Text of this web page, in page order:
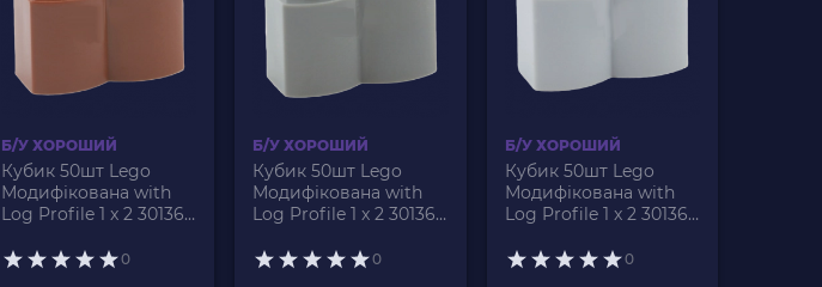
Б/У ХОРОШИЙ
Кубик 50шт Lego
Модифікована with
Log Profile 1 x 2 30136
Б/У
0
Б/У ХОРОШИЙ
Кубик 50шт Lego
Модифікована with
Log Profile 1 x 2 30136
Bluish Grey Б/У
0
Б/У ХОРОШИЙ
Кубик 50шт Lego
Модифікована with
Log Profile 1 x 2 30136
4211743 4519968
0